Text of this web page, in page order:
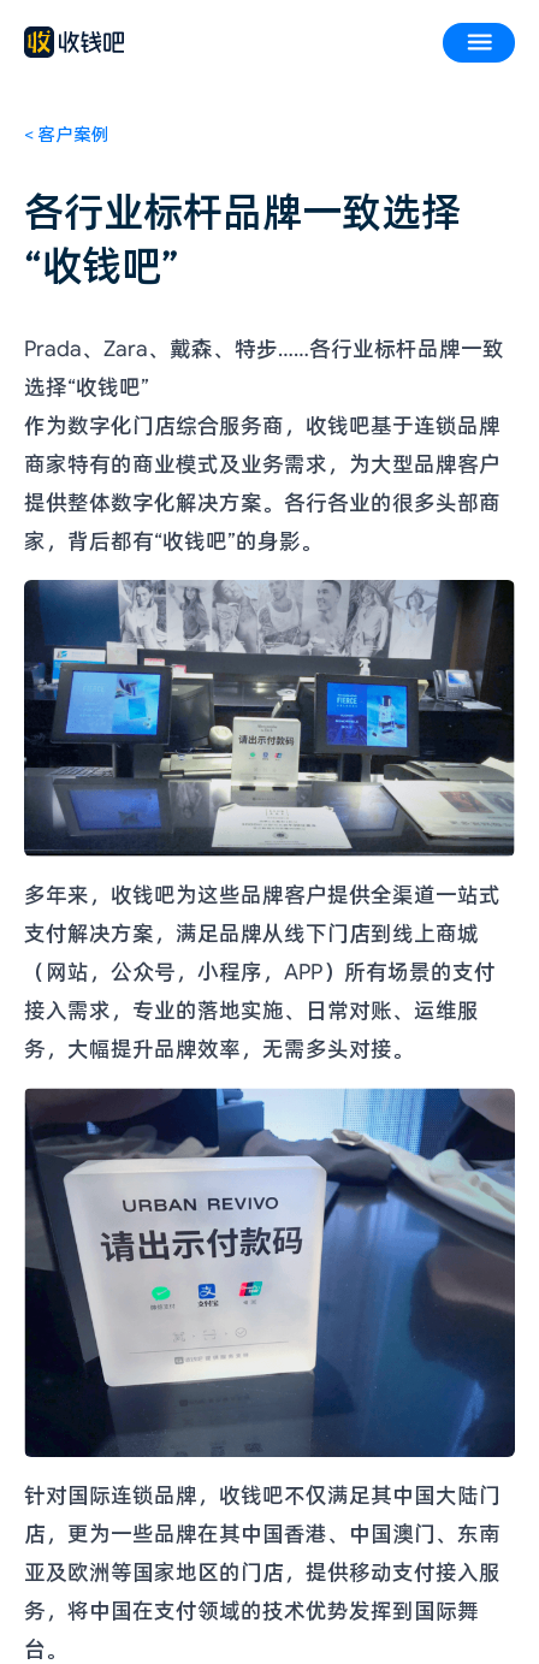
< 客户案例
各行业标杆品牌一致选择
“收钱吧”
Prada、Zara、戴森、特步……各行业标杆品牌一致
选择“收钱吧”
作为数字化门店综合服务商，收钱吧基于连锁品牌
商家特有的商业模式及业务需求，为大型品牌客户
提供整体数字化解决方案。各行各业的很多头部商
家，背后都有“收钱吧”的身影。
多年来，收钱吧为这些品牌客户提供全渠道一站式
支付解决方案，满足品牌从线下门店到线上商城
（网站，公众号，小程序，APP）所有场景的支付
接入需求，专业的落地实施、日常对账、运维服
务，大幅提升品牌效率，无需多头对接。
针对国际连锁品牌，收钱吧不仅满足其中国大陆门
店，更为一些品牌在其中国香港、中国澳门、东南
亚及欧洲等国家地区的门店，提供移动支付接入服
务，将中国在支付领域的技术优势发挥到国际舞
台。